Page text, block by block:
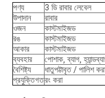
পণ্য
3 ডি রাবার লেবেল
উপাদান
রাবার
ওজন
কাস্টমাইজড
রঙ
কাস্টমাইজড
আকার
কাস্টমাইজড
ব্যবহার
পোশাক, ব্যাগ,
বৈশিষ্ট্য
ধাতুপট্টাবৃত / পালিশ করা
প্রযুক্তিগতরং করা